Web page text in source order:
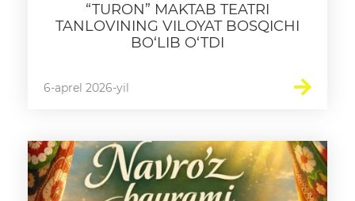
“TURON” MAKTAB TEATRI
TANLOVINING VILOYAT BOSQICHI
BO‘LIB O‘TDI
6-aprel 2026-yil